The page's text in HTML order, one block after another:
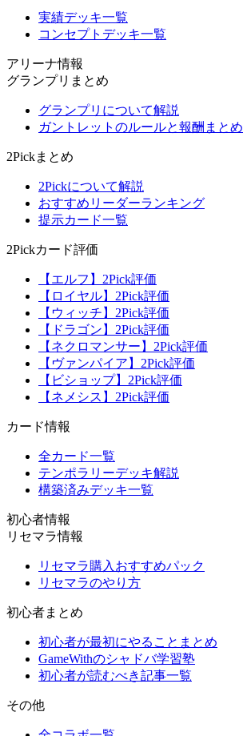
実績デッキ一覧
コンセプトデッキ一覧
アリーナ情報
グランプリまとめ
グランプリについて解説
ガントレットのルールと報酬まとめ
2Pickまとめ
2Pickについて解説
おすすめリーダーランキング
提示カード一覧
2Pickカード評価
【エルフ】2Pick評価
【ロイヤル】2Pick評価
【ウィッチ】2Pick評価
【ドラゴン】2Pick評価
【ネクロマンサー】2Pick評価
【ヴァンパイア】2Pick評価
【ビショップ】2Pick評価
【ネメシス】2Pick評価
カード情報
全カード一覧
テンポラリーデッキ解説
構築済みデッキ一覧
初心者情報
リセマラ情報
リセマラ購入おすすめパック
リセマラのやり方
初心者まとめ
初心者が最初にやることまとめ
GameWithのシャドバ学習塾
初心者が読むべき記事一覧
その他